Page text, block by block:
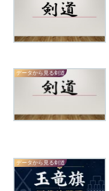
データから見る剣道
データから見る剣道